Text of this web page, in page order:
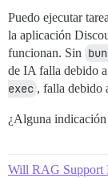
Puedo ejecutar
la aplicación
funcionan. Sin
de IA falla debido
exec , falla debido
¿Alguna
Will RAG Support